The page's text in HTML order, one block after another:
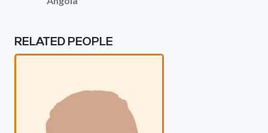
RELATED PEOPLE